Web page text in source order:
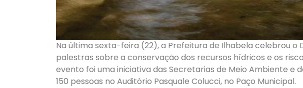
Na última sexta-feira (22), a Prefeitura de Ilhabela celebrou o
palestras sobre a conservação dos recursos hídricos e os
evento foi uma iniciativa das Secretarias de Meio Ambiente e
150 pessoas no Auditório Pasquale Colucci, no Paço Municipal.